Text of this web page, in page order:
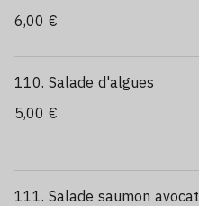
6,00 €
110. Salade d'algues
5,00 €
111. Salade saumon avocat